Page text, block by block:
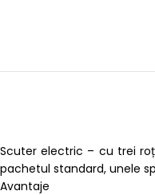
Scuter electric – cu trei
pachetul standard, unele
Avantaje